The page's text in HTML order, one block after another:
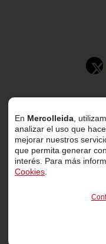
© 2026 Mercolleida.
Proyecto web
En Mercolleida ,
analizar el uso que
mejorar nuestros
que permita generar
interés. Para más
Cookies